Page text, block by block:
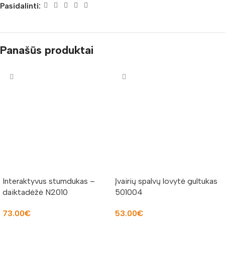
Pasidalinti:
Panašūs produktai
Interaktyvus stumdukas –
daiktadėžė N2010
73.00€
Įvairių spalvų lovytė gultukas
501004
53.00€